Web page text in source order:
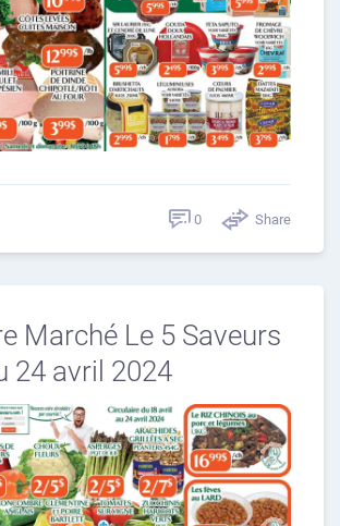
0 Share
Marché Le 5 Saveurs
24 avril 2024